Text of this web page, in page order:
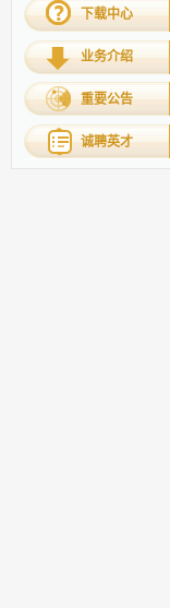
下载中心
业务介绍
重要公告
诚聘英才